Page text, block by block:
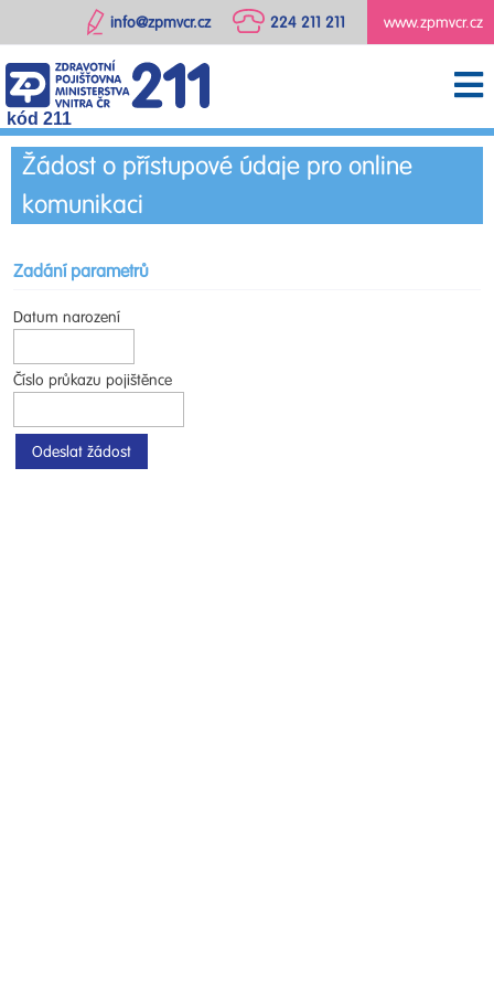
www.zpmvcr.cz
224 211 211
info@zpmvcr.cz
kód 211
Žádost o přístupové údaje pro online
komunikaci
Zadání parametrů
Datum narození
Číslo průkazu pojištěnce